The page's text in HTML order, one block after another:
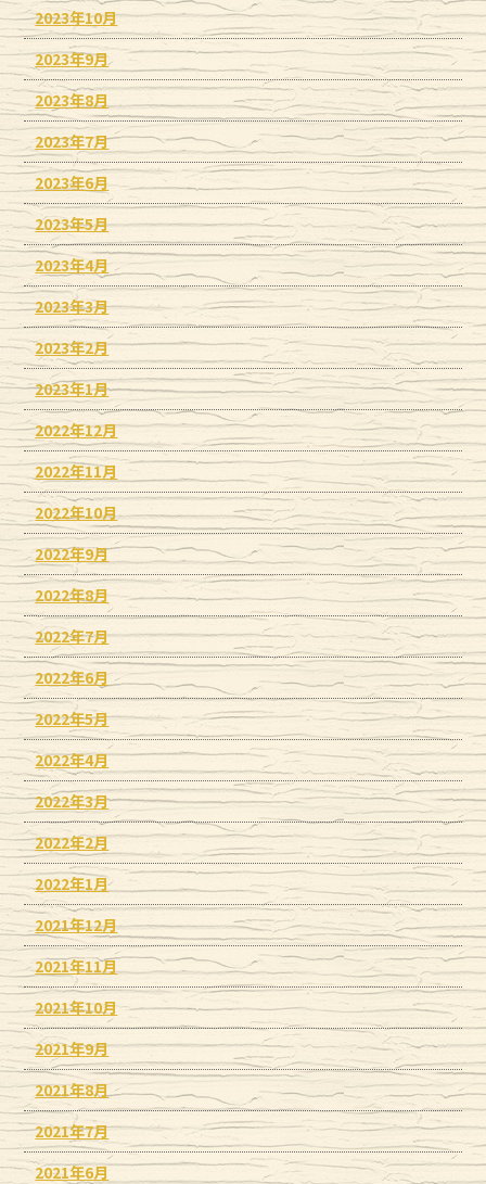
2023年10月
2023年9月
2023年8月
2023年7月
2023年6月
2023年5月
2023年4月
2023年3月
2023年2月
2023年1月
2022年12月
2022年11月
2022年10月
2022年9月
2022年8月
2022年7月
2022年6月
2022年5月
2022年4月
2022年3月
2022年2月
2022年1月
2021年12月
2021年11月
2021年10月
2021年9月
2021年8月
2021年7月
2021年6月